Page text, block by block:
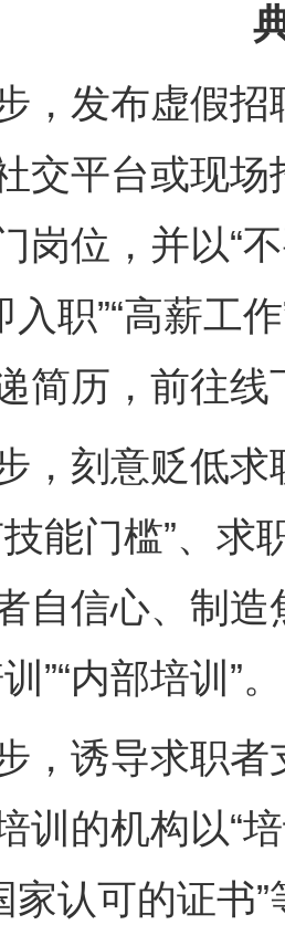
发布虚假招
交平台或现
岗位，并以“
入职”“高薪工
简历，前往线
刻意贬低求
能门槛”、求
自信心、制
”“内部培训”。
诱导求职者
训的机构以“
家认可的证书